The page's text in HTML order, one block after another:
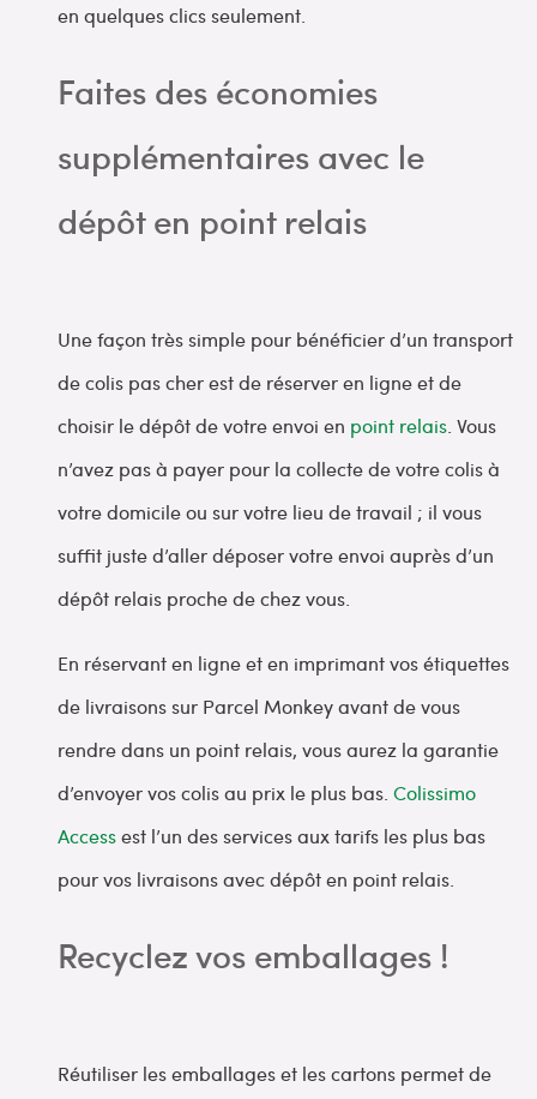
en quelques clics seulement.
Faites des économies
supplémentaires avec le
dépôt en point relais
Une façon très simple pour bénéficier d’un transport
de colis pas cher est de réserver en ligne et de
choisir le dépôt de votre envoi en point relais . Vous
n’avez pas à payer pour la collecte de votre colis à
votre domicile ou sur votre lieu de travail ; il vous
suffit juste d’aller déposer votre envoi auprès d’un
dépôt relais proche de chez vous.
En réservant en ligne et en imprimant vos étiquettes
de livraisons sur Parcel Monkey avant de vous
rendre dans un point relais, vous aurez la garantie
d’envoyer vos colis au prix le plus bas. Colissimo
Accessest l’un des services aux tarifs les plus bas
pour vos livraisons avec dépôt en point relais.
Recyclez vos emballages !
Réutiliser les emballages et les cartons permet de